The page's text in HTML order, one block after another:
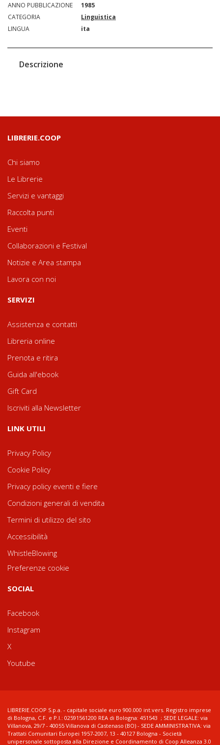
ANNO PUBBLICAZIONE
1985
CATEGORIA
Linguistica
LINGUA
ita
Descrizione
LIBRERIE.COOP
Chi siamo
Le Librerie
Servizi e vantaggi
Raccolta punti
Eventi
Collaborazioni e Festival
Notizie e Area stampa
Lavora con noi
SERVIZI
Assistenza e contatti
Libreria online
Prenota e ritira
Guida all'ebook
Gift Card
Iscriviti alla Newsletter
LINK UTILI
Privacy Policy
Cookie Policy
Privacy policy eventi e fiere
Condizioni generali di vendita
Termini di utilizzo del sito
Accessibilità
WhistleBlowing
Preferenze cookie
SOCIAL
Facebook
Instagram
X
Youtube
LIBRERIE.COOP S.p.a. - capitale sociale euro 900.000 int.vers. Registro imprese
di Bologna, C.F. e P.I.: 02591561200 REA di Bologna: 451543 ; SEDE LEGALE: via
Villanova, 29/7 - 40055 Villanova di Castenaso (BO) - SEDE AMMINISTRATIVA: via
Trattati Comunitari Europei 1957-2007, 13 - 40127 Bologna - Società
unipersonale sottoposta alla Direzione e Coordinamento di Coop Alleanza 3.0